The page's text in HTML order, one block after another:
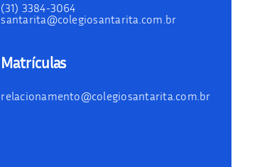
(31) 3384-3064
santarita@colegiosantarita.com.br
Matrículas
relacionamento@colegiosantarita.com.br